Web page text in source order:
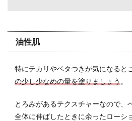
油性肌
特にテカリやベタつきが気になると
の少し少なめの量を塗りましょう。
とろみがあるテクスチャーなので、
全体に伸ばしたときに余ったローシ